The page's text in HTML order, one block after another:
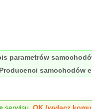
parametrów
Producenci samochodów